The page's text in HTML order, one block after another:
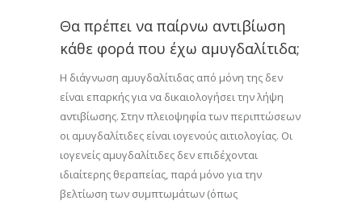
Θα πρέπει να παίρνω αντιβίωση
κάθε φορά που έχω αμυγδαλίτιδα;
Η διάγνωση αμυγδαλίτιδας από μόνη της δεν
είναι επαρκής για να δικαιολογήσει την λήψη
αντιβίωσης. Στην πλειοψηφία των περιπτώσεων
οι αμυγδαλίτιδες είναι ιογενούς αιτιολογίας. Οι
ιογενείς αμυγδαλίτιδες δεν επιδέχονται
ιδιαίτερης θεραπείας, παρά μόνο για την
βελτίωση των συμπτωμάτων (όπως